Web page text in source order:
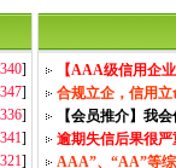
340]
347]
336]
341]
321]
【AAA级信用企
合规立企，信用
【会员推介】我
逾期失信后果很
AAA”、“AA”等